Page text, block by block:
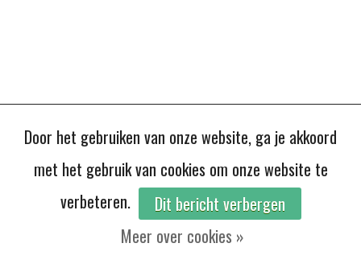
Door het gebruiken van onze website, ga je akkoord
met het gebruik van cookies om onze website te
verbeteren.
Dit bericht verbergen
Meer over cookies »